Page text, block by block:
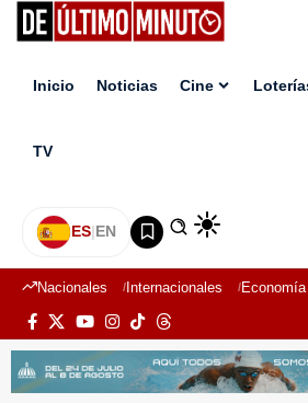
Inicio Noticias Cine
TV
ES|EN
Nacionales Internacionales Economía